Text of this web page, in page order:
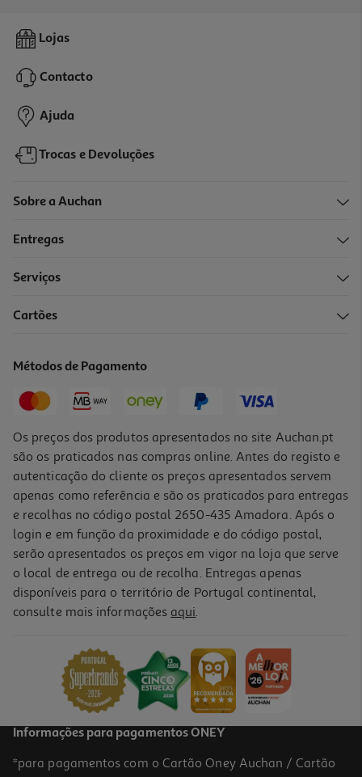
Lojas
Contacto
Ajuda
Trocas e Devoluções
Sobre a Auchan
Entregas
Serviços
Cartões
Métodos de Pagamento
Os preços dos produtos apresentados no site Auchan.pt
são os praticados nas compras online. Antes do registo e
autenticação do cliente os preços apresentados servem
apenas como referência e são os praticados para entregas
e recolhas no código postal 2650-435 Amadora. Após o
login e em função da proximidade e do código postal,
serão apresentados os preços em vigor na loja que serve
o local de entrega ou de recolha. Entregas apenas
disponíveis para o território de Portugal continental,
consulte mais informações aqui.
Informações para pagamentos ONEY
*para pagamentos com o Cartão Oney Auchan / Cartão